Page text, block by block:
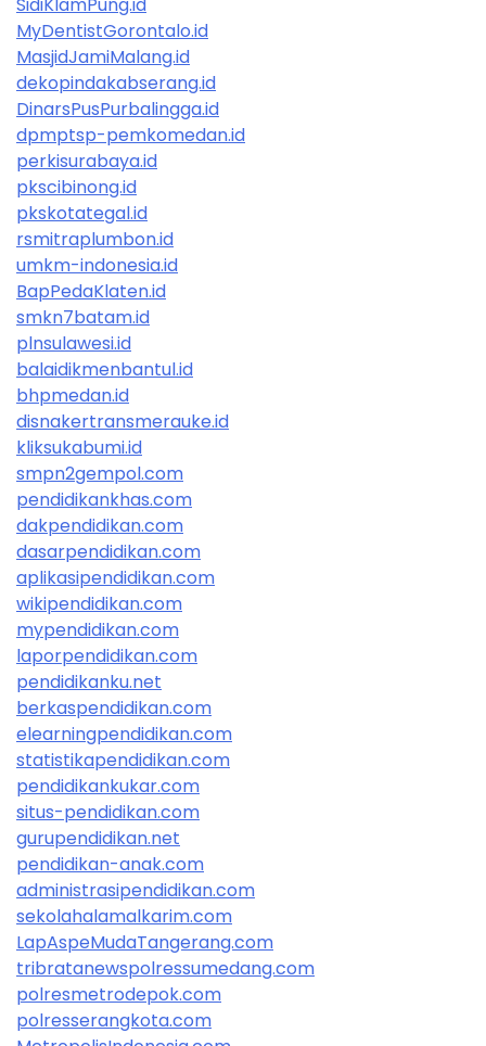
MyDentistGorontalo.id
MasjidJamiMalang.id
dekopindakabserang.id
DinarsPusPurbalingga.id
dpmptsp-pemkomedan.id
perkisurabaya.id
pkscibinong.id
pkskotategal.id
rsmitraplumbon.id
umkm-indonesia.id
BapPedaKlaten.id
smkn7batam.id
plnsulawesi.id
balaidikmenbantul.id
bhpmedan.id
disnakertransmerauke.id
kliksukabumi.id
smpn2gempol.com
pendidikankhas.com
dakpendidikan.com
dasarpendidikan.com
aplikasipendidikan.com
wikipendidikan.com
mypendidikan.com
laporpendidikan.com
pendidikanku.net
berkaspendidikan.com
elearningpendidikan.com
statistikapendidikan.com
pendidikankukar.com
situs-pendidikan.com
gurupendidikan.net
pendidikan-anak.com
administrasipendidikan.com
sekolahalamalkarim.com
LapAspeMudaTangerang.com
tribratanewspolressumedang.com
polresmetrodepok.com
polresserangkota.com